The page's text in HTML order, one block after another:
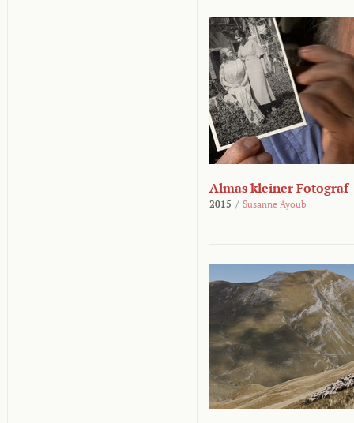
Almas kleiner Fotograf
2015 / Susanne Ayoub